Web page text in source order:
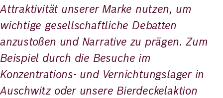
Attraktivität unserer Marke nutzen, um
wichtige gesellschaftliche Debatten
anzustoßen und Narrative zu prägen. Zum
Beispiel durch die Besuche im
Konzentrations- und Vernichtungslager in
Auschwitz oder unsere Bierdeckelaktion